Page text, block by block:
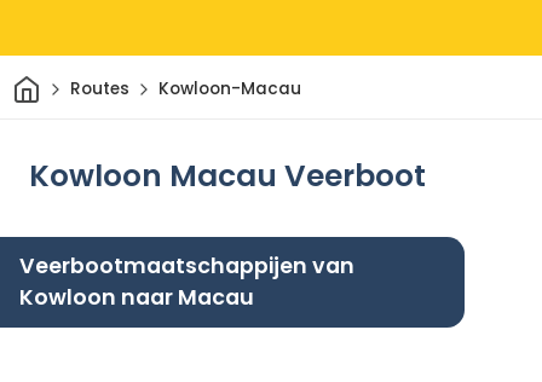
ThuisRoutes Kowloon-Macau
Kowloon Macau Veerboot
Veerbootmaatschappijen van
Kowloon naar Macau